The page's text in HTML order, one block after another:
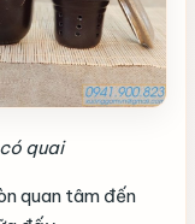
quai
quan tâm đến